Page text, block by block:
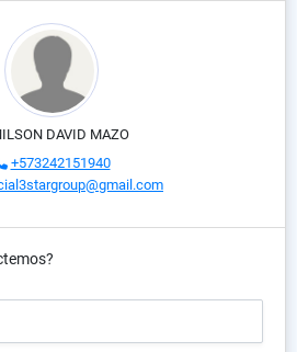
DAVID MAZO
+573242151940